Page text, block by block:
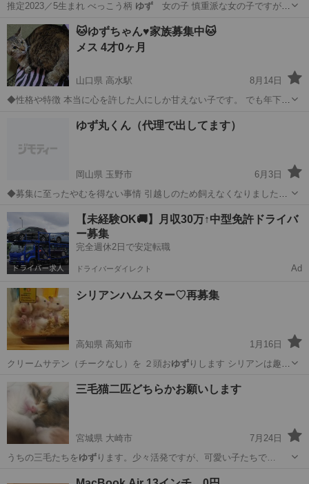
推定2023／5生まれ べっこう柄 ゆず女の子 慎重派な女の子ですが慣
鹿児島 薩摩川内市 上川内駅 猫 ゆず
🐱ゆずちゃん♥︎︎家族募集中🐱
メス 4才0ヶ月
山口県 高水駅
8月14日
◆性格や特徴 本当に心を許した人にしか甘えない子です。 でも年下の
その他 質問等､受け付...
高水駅 猫 ゆず
ゆず丸くん（代理で出してます）
岡山県 玉野市
6月3日
◆募集に至ったやむを得ない事情 引越しのため飼えなくなりましたと
ンの接種、去勢手術の有無 なし ◆その他 できれば取りに来れる方で
お願いします
岡山 玉野市 その他 ゆず
【未経験OK🚚】月収30万↑中型免許ドライバ
ー募集
完全週休2日で安定転職
ドライバーダイレクト Ad
シリアンハムスター♡再募集
高知県 高知市
1月16日
クリームサテン（チークなし）を ２頭おゆずりします シリアンは趣味
高知 高知市 その他 サテン
三毛猫二匹どちらかお願いします
宮城県 大崎市
7月24日
うちの三毛たちをゆずります。少々活発ですが、可愛い子たちで…